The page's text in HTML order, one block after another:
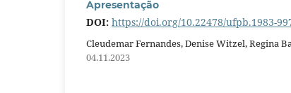
Apresentação
DOI: https://doi.org/10.22478/ufpb.1983-
Cleudemar Fernandes, Denise Witzel, Regina
04.11.2023